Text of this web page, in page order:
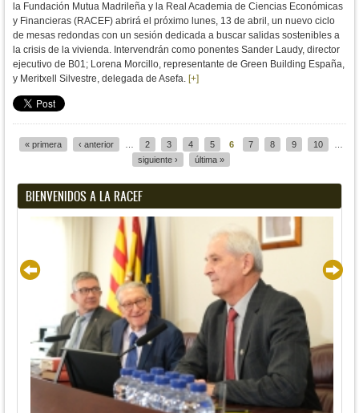
la Fundación Mutua Madrileña y la Real Academia de Ciencias Económicas
y Financieras (RACEF) abrirá el próximo lunes, 13 de abril, un nuevo ciclo
de mesas redondas con un sesión dedicada a buscar salidas sostenibles a
la crisis de la vivienda. Intervendrán como ponentes Sander Laudy, director
ejecutivo de B01; Lorena Morcillo, representante de Green Building España,
y Meritxell Silvestre, delegada de Asefa. [+]
« primera ‹ anterior 2 3 4 5 6 7 8 9 10
siguiente ›
última »
BIENVENIDOS A LA RACEF